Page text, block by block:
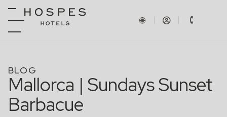
BLOG
Mallorca | Sundays Sunset
Barbacue